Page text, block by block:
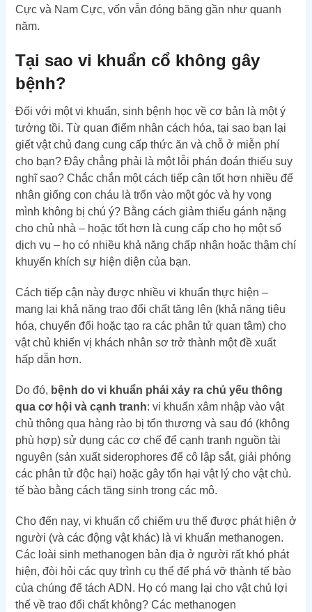
Cực và Nam Cực, vốn vẫn đóng băng gần như quanh
năm.
Tại sao vi khuẩn cổ không gây
bệnh?
Đối với một vi khuẩn, sinh bệnh học về cơ bản là một ý
tưởng tồi. Từ quan điểm nhân cách hóa, tại sao bạn lại
giết vật chủ đang cung cấp thức ăn và chỗ ở miễn phí
cho bạn? Đây chẳng phải là một lỗi phán đoán thiếu suy
nghĩ sao? Chắc chắn một cách tiếp cận tốt hơn nhiều để
nhân giống con cháu là trốn vào một góc và hy vọng
mình không bị chú ý? Bằng cách giảm thiểu gánh nặng
cho chủ nhà – hoặc tốt hơn là cung cấp cho họ một số
dịch vụ – họ có nhiều khả năng chấp nhận hoặc thậm chí
khuyến khích sự hiện diện của bạn.
Cách tiếp cận này được nhiều vi khuẩn thực hiện –
mang lại khả năng trao đổi chất tăng lên (khả năng tiêu
hóa, chuyển đổi hoặc tạo ra các phân tử quan tâm) cho
vật chủ khiến vị khách nhân sơ trở thành một đề xuất
hấp dẫn hơn.
Do đó, bệnh do vi khuẩn phải xảy ra chủ yếu thông
qua cơ hội và cạnh tranh: vi khuẩn xâm nhập vào vật
chủ thông qua hàng rào bị tổn thương và sau đó (không
phù hợp) sử dụng các cơ chế để cạnh tranh nguồn tài
nguyên (sản xuất siderophores để cô lập sắt, giải phóng
các phân tử độc hại) hoặc gây tổn hại vật lý cho vật chủ.
tế bào bằng cách tăng sinh trong các mô.
Cho đến nay, vi khuẩn cổ chiếm ưu thế được phát hiện ở
người (và các động vật khác) là vi khuẩn methanogen.
Các loài sinh methanogen bản địa ở người rất khó phát
hiện, đòi hỏi các quy trình cụ thể để phá vỡ thành tế bào
của chúng để tách ADN. Họ có mang lại cho vật chủ lợi
thế về trao đổi chất không? Các methanogen